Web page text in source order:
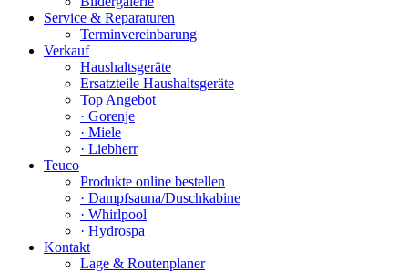
Service & Reparaturen
Terminvereinbarung
Verkauf
Haushaltsgeräte
Ersatzteile Haushaltsgeräte
Top Angebot
· Gorenje
· Miele
· Liebherr
Teuco
Produkte online bestellen
· Dampfsauna/Duschkabine
· Whirlpool
· Hydrospa
Kontakt
Lage & Routenplaner